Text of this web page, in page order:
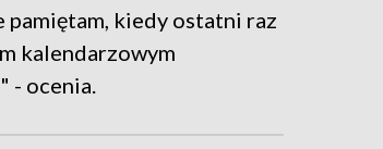
kiedy ostatni raz
kalendarzowym
- ocenia.